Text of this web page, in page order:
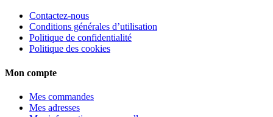
Contactez-nous
Conditions générales d’utilisation
Politique de confidentialité
Politique des cookies
Mon compte
Mes commandes
Mes adresses